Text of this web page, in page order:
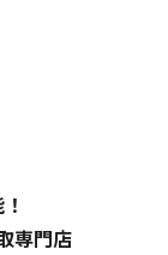
専門店